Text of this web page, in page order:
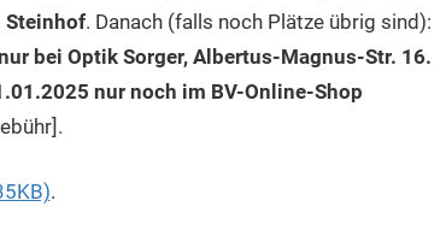
Steinhof. Danach (falls noch Plätze übrig sind):
bei Optik Sorger, Albertus-Magnus-Str. 16.
nur noch im BV-Online-Shop
.